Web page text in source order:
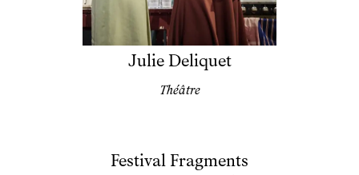
Julie Deliquet
Théâtre
Festival Fragments